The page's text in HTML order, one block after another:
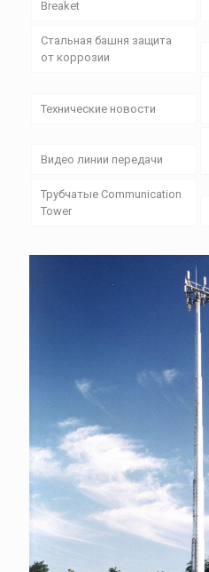
Breaket
Стальная башня защита
от коррозии
Технические новости
Видео линии передачи
Трубчатые Communication
Tower